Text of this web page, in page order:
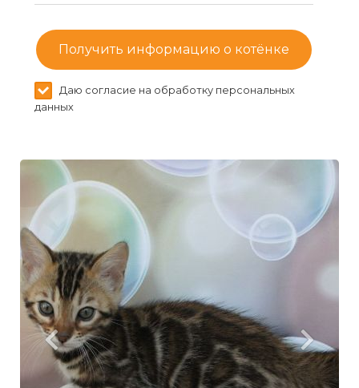
Получить информацию о котёнке
Даю согласие на обработку персональных
данных